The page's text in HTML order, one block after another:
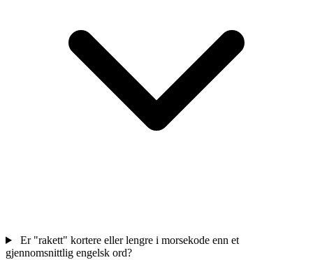
Er "rakett" kortere eller lengre i morsekode enn et
gjennomsnittlig engelsk ord?